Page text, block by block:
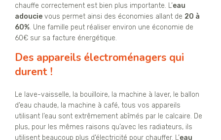
chauffe correctement est bien plus importante. L’eau
adoucie vous permet ainsi des économies allant de 20 à
60%. Une famille peut réaliser environ une économie de
60€ sur sa facture énergétique.
Des appareils électroménagers qui
durent !
Le lave-vaisselle, la bouilloire, la machine à laver, le ballon
d’eau chaude, la machine à café, tous vos appareils
utilisant l’eau sont extrêmement abîmés par le calcaire. De
plus, pour les mêmes raisons qu’avec les radiateurs, ils
utilisent beaucoup plus d’électricité pour chauffer. L’eau